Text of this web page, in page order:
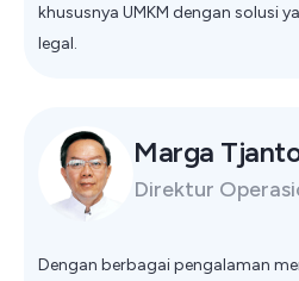
khususnya UMKM dengan solusi
legal.
Marga
Direktur
Dengan berbagai pengalaman